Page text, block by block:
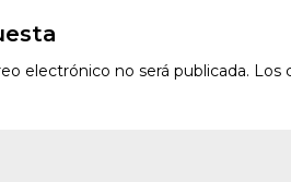
electrónico no será publicada. Los